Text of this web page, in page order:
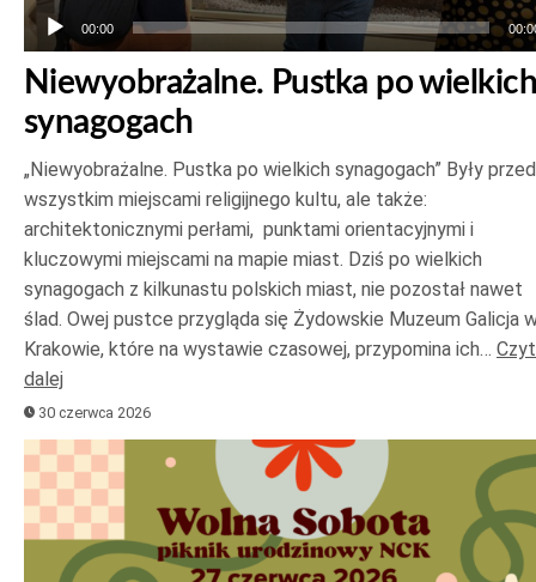
00:00
Niewyobrażalne. Pustka po wielkich
synagogach
„Niewyobrażalne. Pustka po wielkich synagogach” Były
wszystkim miejscami religijnego kultu, ale także:
architektonicznymi perłami, punktami orientacyjnymi i
kluczowymi miejscami na mapie miast. Dziś po wielkich
synagogach z kilkunastu polskich miast, nie pozostał nawet
ślad. Owej pustce przygląda się Żydowskie Muzeum Galicja
Krakowie, które na wystawie czasowej, przypomina ich…
dalej
30 czerwca 2026
Odtwarzacz
plików
dźwiękowych